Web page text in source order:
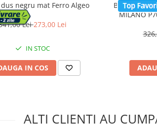
negru mat Ferro Algeo
Lei273,00 Lei
IN STOC
IN COS
Baterie
MILANO
Design
Economie
ALTI CLIENTI AU